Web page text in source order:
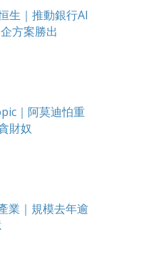
生｜推動銀行AI
方案勝出
｜阿莫迪怕重
財奴
業｜規模去年逾